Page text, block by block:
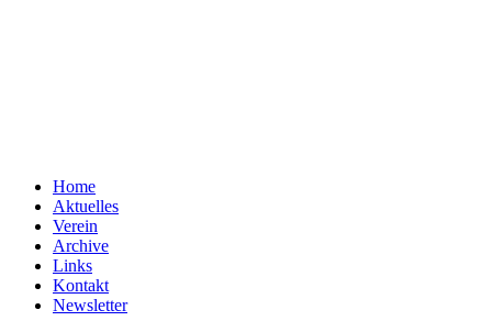
Home
Aktuelles
Verein
Archive
Links
Kontakt
Newsletter